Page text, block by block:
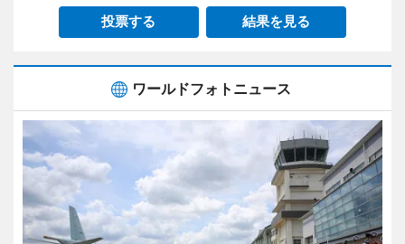
投票する 結果を見る
ワールドフォトニュース